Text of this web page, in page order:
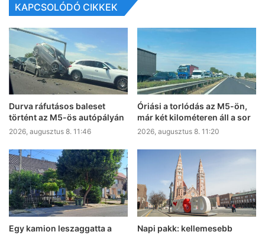
KAPCSOLÓDÓ CIKKEK
Durva ráfutásos baleset
történt az M5-ös autópályán
2026, augusztus 8. 11:46
Óriási a torlódás az M5-ön,
már két kilométeren áll a sor
2026, augusztus 8. 11:20
Egy kamion leszaggatta a
Napi pakk: kellemesebb